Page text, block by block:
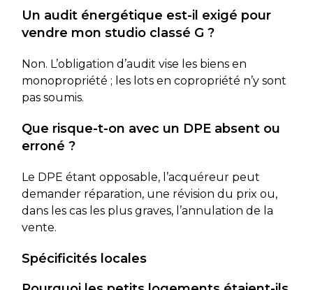
Un audit énergétique est-il exigé pour
vendre mon studio classé G ?
Non. L’obligation d’audit vise les biens en
monopropriété ; les lots en copropriété n’y sont
pas soumis.
Que risque-t-on avec un DPE absent ou
erroné ?
Le DPE étant opposable, l’acquéreur peut
demander réparation, une révision du prix ou,
dans les cas les plus graves, l’annulation de la
vente.
Spécificités locales